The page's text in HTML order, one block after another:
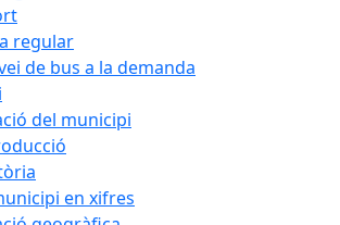
regular
de bus a la demanda
del municipi
en xifres